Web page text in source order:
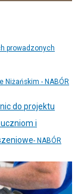
prowadzonych
Niżańskim - NABÓR
do projektu
i
- NABÓR